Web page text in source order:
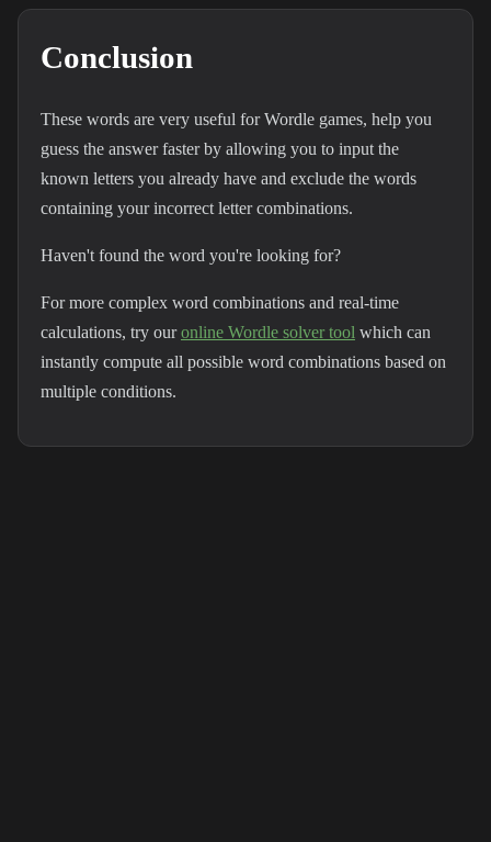
Conclusion
These words are very useful for Wordle games, help you
guess the answer faster by allowing you to input the
known letters you already have and exclude the words
containing your incorrect letter combinations.
Haven't found the word you're looking for?
For more complex word combinations and real-time
calculations, try ouronline Wordle solver tool which can
instantly compute all possible word combinations based on
multiple conditions.